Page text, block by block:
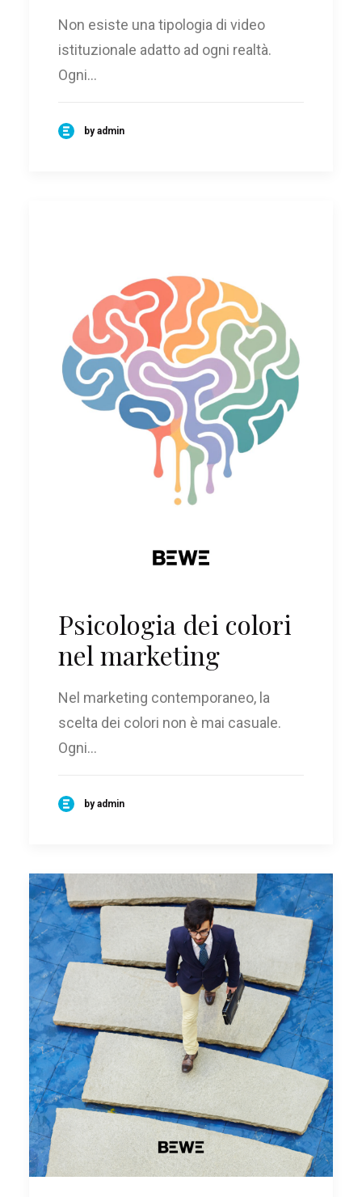
Non esiste una tipologia di video
istituzionale adatto ad ogni realtà.
Ogni…
by admin
Psicologia dei colori
nel marketing
Nel marketing contemporaneo, la
scelta dei colori non è mai casuale.
Ogni…
by admin